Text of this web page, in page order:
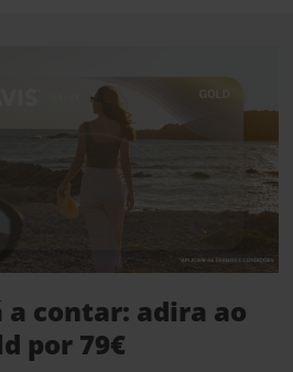
contar: adira ao
por 79€